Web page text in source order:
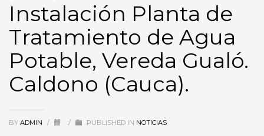
Instalación Planta de
Tratamiento de Agua
Potable, Vereda Gualó.
Caldono (Cauca).
BY ADMIN / / PUBLISHED IN NOTICIAS